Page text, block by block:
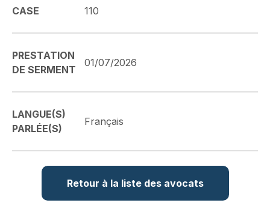
CASE 110
PRESTATION
DE SERMENT
01/07/2026
LANGUE(S)
PARLÉE(S)
Français
Retour à la liste des avocats